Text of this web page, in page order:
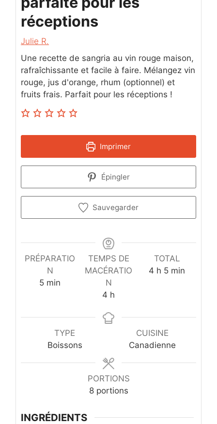
réceptions
Julie R.
Une recette de sangria au vin rouge maison,
rafraîchissante et facile à faire. Mélangez vin
rouge, jus d'orange, rhum (optionnel) et
fruits frais. Parfait pour les réceptions !
Imprimer
Épingler
Sauvegarder
PRÉPARATIO
N
5m
u
e
min
TEMPS DE
MACÉRATIO
N
4 h
u
h
TOTAL
4 h
e
s
h 5m
t
s
min
TYPE
Boissons
CUISINE
Canadienne
PORTIONS
8 portions
INGRÉDIENTS